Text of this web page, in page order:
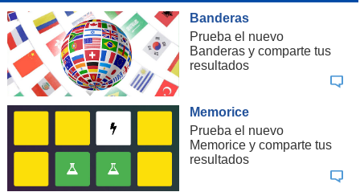
Banderas
Prueba el nuevo
Banderas y comparte tus
resultados
Memorice
Prueba el nuevo
Memorice y comparte tus
resultados